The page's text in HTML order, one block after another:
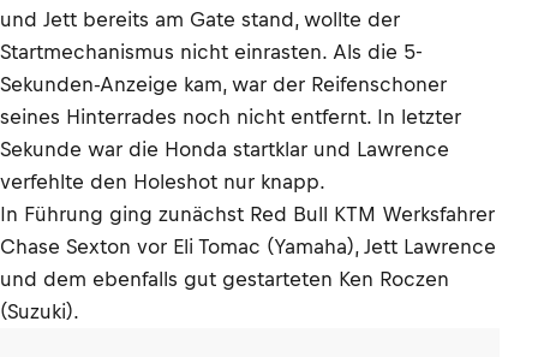
und Jett bereits am Gate stand, wollte der
Startmechanismus nicht einrasten. Als die 5-
Sekunden-Anzeige kam, war der Reifenschoner
seines Hinterrades noch nicht entfernt. In letzter
Sekunde war die Honda startklar und Lawrence
verfehlte den Holeshot nur knapp.
In Führung ging zunächst Red Bull KTM Werksfahrer
Chase Sexton vor Eli Tomac (Yamaha), Jett Lawrence
und dem ebenfalls gut gestarteten Ken Roczen
(Suzuki).